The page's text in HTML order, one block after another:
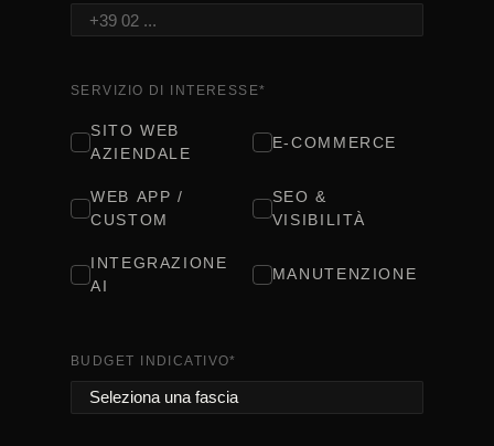
SERVIZIO DI INTERESSE*
SITO WEB
AZIENDALE
E-COMMERCE
WEB APP /
CUSTOM
SEO &
VISIBILITÀ
INTEGRAZIONE
AI
MANUTENZIONE
BUDGET INDICATIVO*